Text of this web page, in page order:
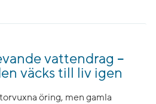
vattendrag –
väcks till liv igen
öring, men gamla